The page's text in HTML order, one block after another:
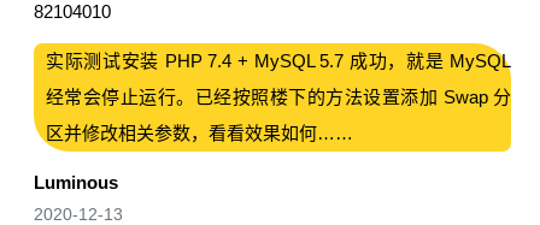
82104010
实际测试安装 PHP 7.4 + MySQL 5.7 成功，就是 MySQL
经常会停止运行。已经按照楼下的方法设置添加 Swap 分
区并修改相关参数，看看效果如何……
Luminous
2020-12-13